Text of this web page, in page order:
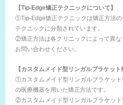
【Tip-Edge矯正テクニックについて】
①Tip-Edge矯正テクニックは矯正方法の
テクニックに分類されています。
②矯正方法は各クリニックによって異
お問い合わせください。
【カスタムメイド型リンガルブラケット
①カスタムメイド型リンガルブラケッ
の医療機器を用いた矯正方法です。
②カスタムメイド型リンガルブラケッ